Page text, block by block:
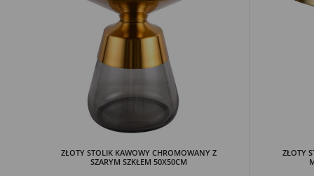
ZŁOTY STOLIK KAWOWY CHROMOWANY Z
SZARYM SZKŁEM 50X50CM
ZŁOTY